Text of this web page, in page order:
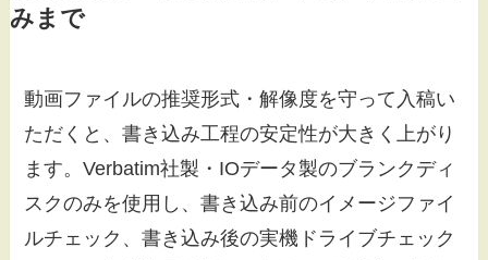
みまで
動画ファイルの推奨形式・解像度を守って入稿い
ただくと、書き込み工程の安定性が大きく上がり
ます。Verbatim社製・IOデータ製のブランクディ
スクのみを使用し、書き込み前のイメージファイ
ルチェック、書き込み後の実機ドライブチェック